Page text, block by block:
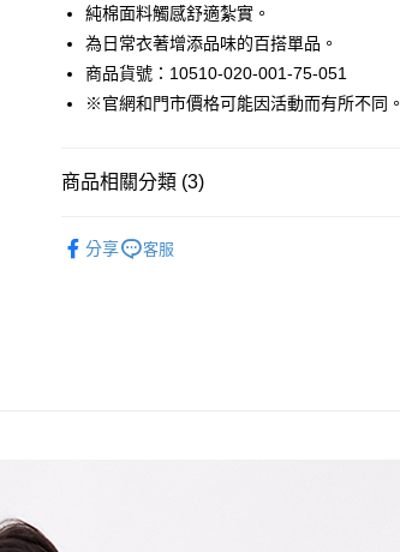
Google Pay
貨到付款
付款後全家取貨
付款後7-11取貨
純棉面料觸感舒適紮實。
為日常衣著增添品味的百搭單品。
商品貨號：10510-020-001-75-051
※官網和門市價格可能因活動而有所不同。
商品相關分類 (3)
分享 客服